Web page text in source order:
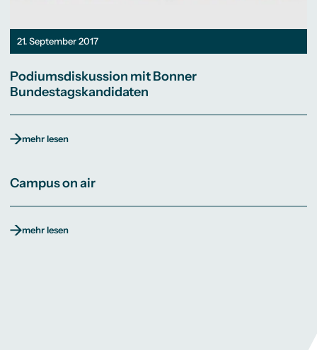
21. September 2017
Podiumsdiskussion mit Bonner
Bundestagskandidaten
mehr lesen
Campus on air
mehr lesen